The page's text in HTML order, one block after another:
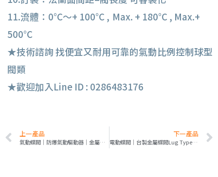
11.流體：0°C〜+ 100°C , Max. + 180°C , Max.+
500°C
★技術諮詢 找便宜又耐用可靠的氣動比例控制球型
閥類
★歡迎加入Line ID : 0286483176
上一產品
氣動蝶閥｜防爆氣動驅動器｜金屬蝶閥｜正APL-210N
下一產品
電動蝶閥｜台製金屬蝶閥Lug Type多耳式｜KE全鋁IP68驅動器｜開關,比例